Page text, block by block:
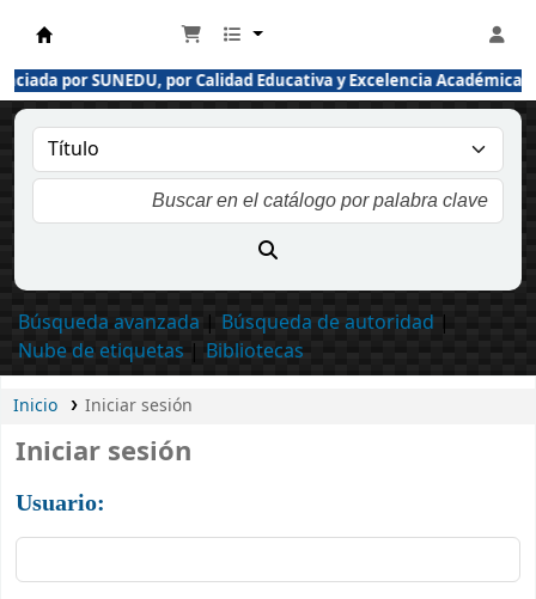
por SUNEDU, por Calidad Educativa y Excelencia Académica
Búsqueda avanzada
Búsqueda de autoridad
Nube de etiquetas
Bibliotecas
Inicio Iniciar sesión
Iniciar sesión
Usuario: